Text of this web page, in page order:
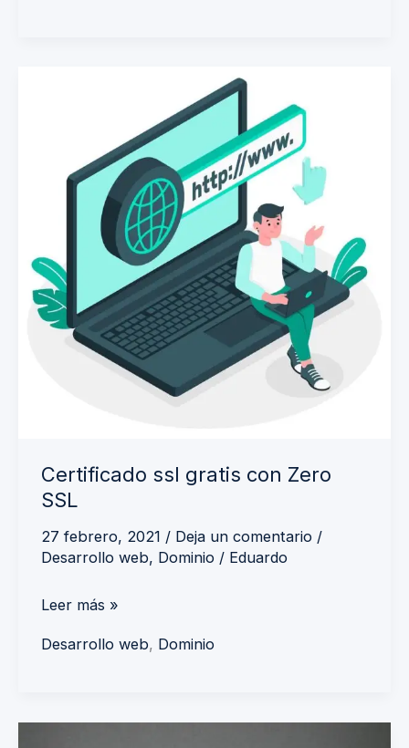
Certificado ssl gratis con Zero
SSL
27 febrero, 2021 / Deja un comentario /
Desarrollo web, Dominio / Eduardo
Leer más »
Desarrollo web, Dominio